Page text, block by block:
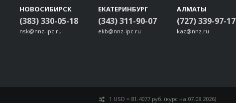
НОВОСИБИРСК
(383) 330-05-18
nsk@nnz-ipc.ru
ЕКАТЕРИНБУРГ
(343) 311-90-07
ekb@nnz-ipc.ru
АЛМАТЫ
(727) 339-97-17
kaz@nnz.ru
1 USD = 81.4077 руб. (курс на 07.08.2026)